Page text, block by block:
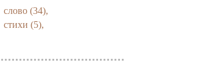
слово (34),
стихи (5),